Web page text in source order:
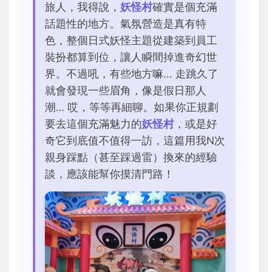
旅人，我得說， 妖怪村確實是個充滿
話題性的地方。氣氛營造是真有特
色，整個日式妖怪主題從建築到員工
裝扮都算到位，讓人瞬間掉進奇幻世
界。不過吼，有些地方嘛... 走跳久了
就會發現一些眉角，像是假日那人
潮... 哎，等等再細聊。如果你正規劃
要去這個充滿魅力的妖怪村，或是好
奇它到底值不值得一訪，這篇用我N次
親身踩點（甚至踩過雷）換來的經驗
談，應該能幫你摸清門路！